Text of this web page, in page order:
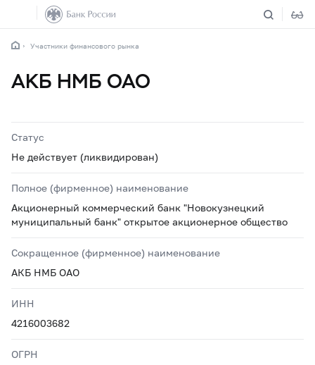
Участники финансового рынка
АКБ НМБ ОАО
Статус
Не действует (ликвидирован)
Полное (фирменное) наименование
Акционерный коммерческий банк "Новокузнецкий
муниципальный банк" открытое акционерное общество
Сокращенное (фирменное) наименование
АКБ НМБ ОАО
ИНН
4216003682
ОГРН